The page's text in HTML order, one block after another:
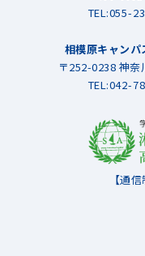
TEL:055-
相模原キャンパ
〒252-0238 神
TEL:042-
【通